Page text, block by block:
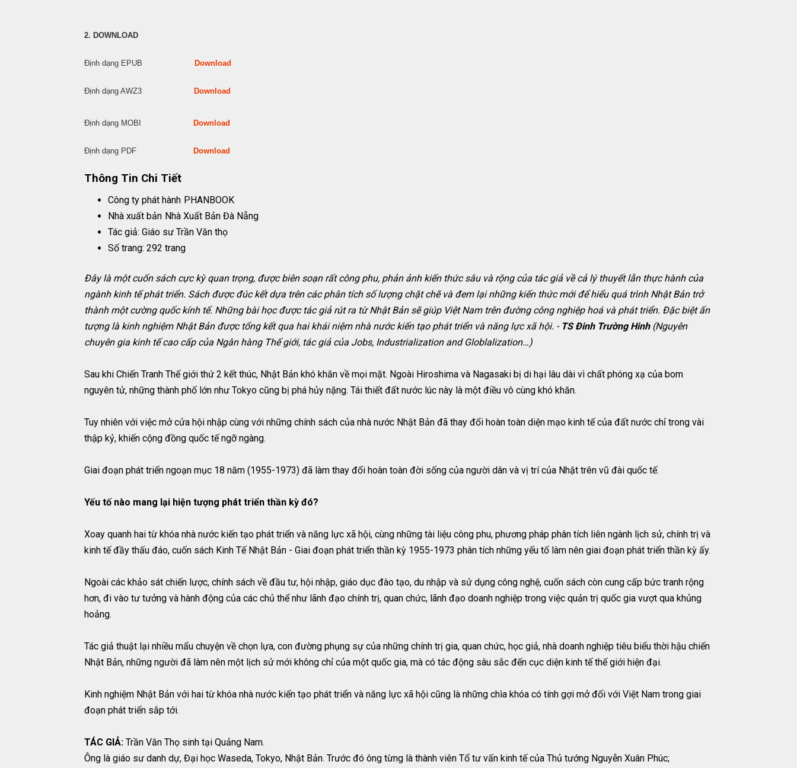
2. DOWNLOAD
Định dạng EPUB Download
Định dạng AWZ3 Download
Định dạng MOBI Download
Định dạng PDF Download
Thông Tin Chi Tiết
Công ty phát hành PHANBOOK
Nhà xuất bản Nhà Xuất Bản Đà Nẵng
Tác giả: Giáo sư Trần Văn thọ
Số trang: 292 trang
Đây là một cuốn sách cực kỳ quan trọng, được biên soạn rất công phu, phản ảnh kiến thức sâu và rộng của tác giả về cả lý thuyết lẫn thực hành của
ngành kinh tế phát triển. Sách được đúc kết dựa trên các phân tích số lượng chặt chẽ và đem lại những kiến thức mới để hiểu quá trình Nhật Bản trở
thành một cường quốc kính tế. Những bài học được tác giả rút ra từ Nhật Bản sẽ giúp Việt Nam trên đường công nghiệp hoá và phát triển. Đặc biệt ấn
tượng là kinh nghiệm Nhật Bản được tổng kết qua hai khái niệm nhà nước kiến tạo phát triển và năng lực xã hội. - TS Đinh Trường Hinh(Nguyên
chuyên gia kinh tế cao cấp của Ngân hàng Thế giới, tác giả của Jobs, Industrialization and Globlalization…)
Sau khi Chiến Tranh Thế giới thứ 2 kết thúc, Nhật Bản khó khăn về mọi mặt. Ngoài Hiroshima và Nagasaki bị di hại lâu dài vì chất phóng xạ của bom
nguyên tử, những thành phố lớn như Tokyo cũng bị phá hủy nặng. Tái thiết đất nước lúc này là một điều vô cùng khó khăn.
Tuy nhiên với việc mở cửa hội nhập cùng với những chính sách của nhà nước Nhật Bản đã thay đổi hoàn toàn diện mạo kinh tế của đất nước chỉ trong vài
thập kỷ, khiến cộng đồng quốc tế ngỡ ngàng.
Giai đoạn phát triển ngoạn mục 18 năm (1955-1973) đã làm thay đổi hoàn toàn đời sống của người dân và vị trí của Nhật trên vũ đài quốc tế.
Yếu tố nào mang lại hiện tượng phát triển thần kỳ đó?
Xoay quanh hai từ khóa nhà nước kiến tạo phát triển và năng lực xã hội, cùng những tài liệu công phu, phương pháp phân tích liên ngành lịch sử, chính trị và
kinh tế đầy thấu đáo, cuốn sách Kinh Tế Nhật Bản - Giai đoạn phát triển thần kỳ 1955-1973 phân tích những yếu tố làm nên giai đoạn phát triển thần kỳ ấy.
Ngoài các khảo sát chiến lược, chính sách về đầu tư, hội nhập, giáo dục đào tạo, du nhập và sử dụng công nghệ, cuốn sách còn cung cấp bức tranh rộng
hơn, đi vào tư tưởng và hành động của các chủ thể như lãnh đạo chính trị, quan chức, lãnh đạo doanh nghiệp trong việc quản trị quốc gia vượt qua khủng
hoảng.
Tác giả thuật lại nhiều mẩu chuyện về chọn lựa, con đường phụng sự của những chính trị gia, quan chức, học giả, nhà doanh nghiệp tiêu biểu thời hậu chiến
Nhật Bản, những người đã làm nên một lịch sử mới không chỉ của một quốc gia, mà có tác động sâu sắc đến cục diện kinh tế thế giới hiện đại.
Kinh nghiệm Nhật Bản với hai từ khóa nhà nước kiến tạo phát triển và năng lực xã hội cũng là những chìa khóa có tính gợi mở đối với Việt Nam trong giai
đoạn phát triển sắp tới.
TÁC GIẢ: Trần Văn Thọ sinh tại Quảng Nam.
Ông là giáo sư danh dự, Đại học Waseda, Tokyo, Nhật Bản. Trước đó ông từng là thành viên Tổ tư vấn kinh tế của Thủ tướng Nguyễn Xuân Phúc;